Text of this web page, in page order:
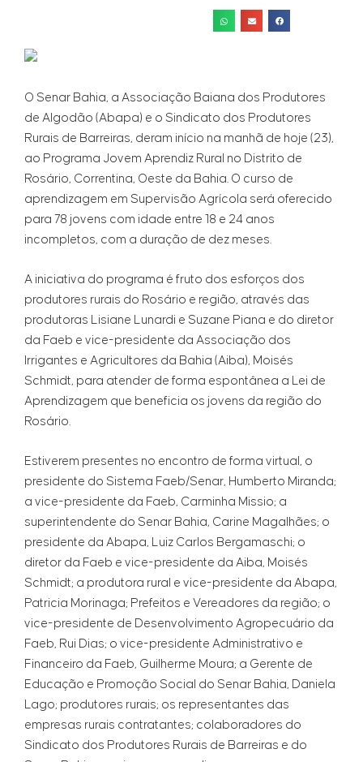
O Senar Bahia, a Associação Baiana dos Produtores
de Algodão (Abapa) e o Sindicato dos Produtores
Rurais de Barreiras, deram início na manhã de hoje (23),
ao Programa Jovem Aprendiz Rural no Distrito de
Rosário, Correntina, Oeste da Bahia. O curso de
aprendizagem em Supervisão Agrícola será oferecido
para 78 jovens com idade entre 18 e 24 anos
incompletos, com a duração de dez meses.
A iniciativa do programa é fruto dos esforços dos
produtores rurais do Rosário e região, através das
produtoras Lisiane Lunardi e Suzane Piana e do diretor
da Faeb e vice-presidente da Associação dos
Irrigantes e Agricultores da Bahia (Aiba), Moisés
Schmidt, para atender de forma espontânea a Lei de
Aprendizagem que beneficia os jovens da região do
Rosário.
Estiverem presentes no encontro de forma virtual, o
presidente do Sistema Faeb/Senar, Humberto Miranda;
a vice-presidente da Faeb, Carminha Missio; a
superintendente do Senar Bahia, Carine Magalhães; o
presidente da Abapa, Luiz Carlos Bergamaschi; o
diretor da Faeb e vice-presidente da Aiba, Moisés
Schmidt; a produtora rural e vice-presidente da Abapa,
Patricia Morinaga; Prefeitos e Vereadores da região; o
vice-presidente de Desenvolvimento Agropecuário da
Faeb, Rui Dias; o vice-presidente Administrativo e
Financeiro da Faeb, Guilherme Moura; a Gerente de
Educação e Promoção Social do Senar Bahia, Daniela
Lago; produtores rurais; os representantes das
empresas rurais contratantes; colaboradores do
Sindicato dos Produtores Rurais de Barreiras e do